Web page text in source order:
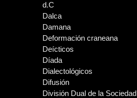
d.C
Dalca
Damana
Deformación craneana
Deícticos
Díada
Dialectológicos
Difusión
División Dual de la Sociedad